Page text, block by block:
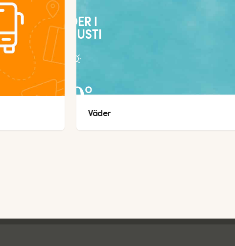
VÄDER I
AUGUSTI
30°Väder